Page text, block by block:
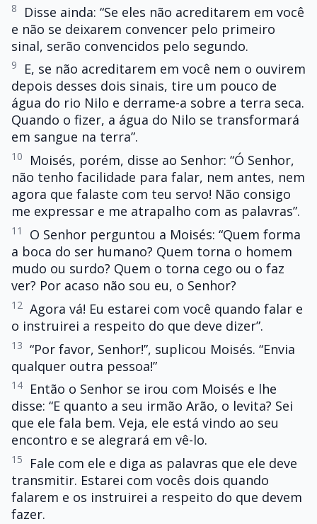
8
Disse ainda: “Se eles não acreditarem em você
e não se deixarem convencer pelo primeiro
sinal, serão convencidos pelo segundo.
9
E, se não acreditarem em você nem o ouvirem
depois desses dois sinais, tire um pouco de
água do rio Nilo e derrame-a sobre a terra seca.
Quando o fizer, a água do Nilo se transformará
em sangue na terra”.
10
Moisés, porém, disse ao Senhor: “Ó Senhor,
não tenho facilidade para falar, nem antes, nem
agora que falaste com teu servo! Não consigo
me expressar e me atrapalho com as palavras”.
11
O Senhor perguntou a Moisés: “Quem forma
a boca do ser humano? Quem torna o homem
mudo ou surdo? Quem o torna cego ou o faz
ver? Por acaso não sou eu, o Senhor?
12 Agora vá! Eu estarei com você quando falar e
o instruirei a respeito do que deve dizer”.
13 “Por favor, Senhor!”, suplicou Moisés. “Envia
qualquer outra pessoa!”
14
Então o Senhor se irou com Moisés e lhe
disse: “E quanto a seu irmão Arão, o levita? Sei
que ele fala bem. Veja, ele está vindo ao seu
encontro e se alegrará em vê-lo.
15
Fale com ele e diga as palavras que ele deve
transmitir. Estarei com vocês dois quando
falarem e os instruirei a respeito do que devem
fazer.